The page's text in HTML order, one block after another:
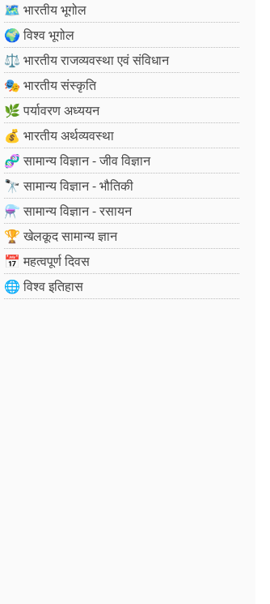
🗺️ भारतीय भूगोल
🌍 विश्व भूगोल
⚖️ भारतीय राजव्यवस्था एवं संविधान
🎭 भारतीय संस्कृति
🌿 पर्यावरण अध्ययन
💰 भारतीय अर्थव्यवस्था
🧬 सामान्य विज्ञान - जीव विज्ञान
🔭 सामान्य विज्ञान - भौतिकी
⚗️ सामान्य विज्ञान - रसायन
🏆 खेलकूद सामान्य ज्ञान
📅 महत्वपूर्ण दिवस
🌐 विश्व इतिहास